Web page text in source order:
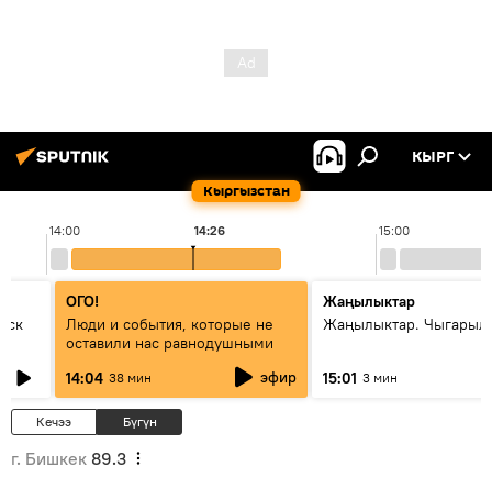
Кыргызстан
КЫРГ
14:00 15:00
14:26
ОГО!
Люди и события, которые не
оставили нас равнодушными
14:04 38 мин эфир
Жаңылыктар
Жаңылыктар.
15:01 3 мин
Кечээ Бүгүн
г. Бишкек 89.3